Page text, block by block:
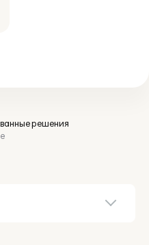
решения